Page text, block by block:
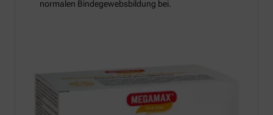
normalen Bindegewebsbildung bei.